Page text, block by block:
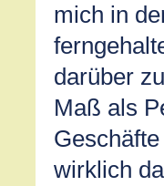
mich in
darüber
Maß als
wirklich